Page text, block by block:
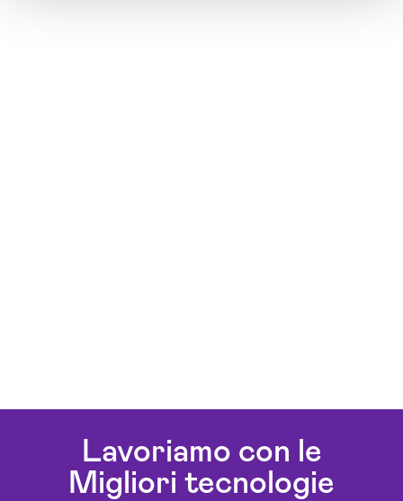
Lavoriamo con le
Migliori tecnologie